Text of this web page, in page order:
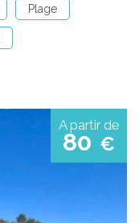
Plage
A partir de
80 €